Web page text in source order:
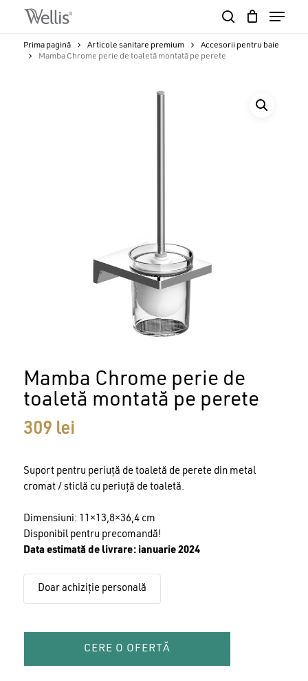
content
Menu
Cart
Prima pagină Articole sanitare premium
Accesorii pentru baie
Mamba Chrome perie de toaletă montată pe perete
Mamba Chrome perie de
toaletă montată pe perete
309 lei
Suport pentru periuță de toaletă de perete din metal
cromat / sticlă cu periuță de toaletă.
Dimensiuni: 11×13,8×36,4 cm
Disponibil pentru precomandă!
Data estimată de livrare: ianuarie 2024
Doar achiziție personală
CERE O OFERTĂ
Close